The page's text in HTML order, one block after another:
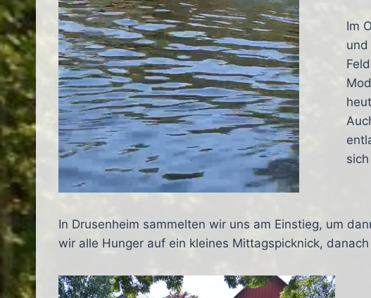
Im
und
In Drusenheim sammelten wir uns am Einstieg, um
wir alle Hunger auf ein kleines Mittagspicknick,